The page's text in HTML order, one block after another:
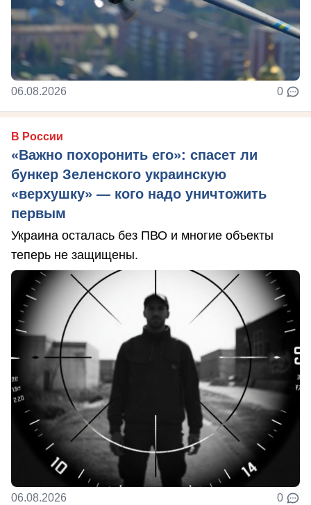
06.08.2026 0
В России
«Важно похоронить его»: спасет ли
бункер Зеленского украинскую
«верхушку» — кого надо уничтожить
первым
Украина осталась без ПВО и многие объекты
теперь не защищены.
06.08.2026 0